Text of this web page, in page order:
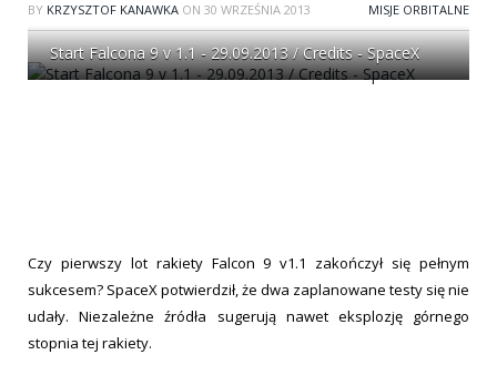
BY KRZYSZTOF KANAWKA ON 30 WRZEŚNIA 2013 MISJE ORBITALNE
Start Falcona 9 v 1.1 - 29.09.2013 / Credits - SpaceX
Czy pierwszy lot rakiety Falcon 9 v1.1 zakończył się pełnym
sukcesem? SpaceX potwierdził, że dwa zaplanowane testy się nie
udały. Niezależne źródła sugerują nawet eksplozję górnego
stopnia tej rakiety.